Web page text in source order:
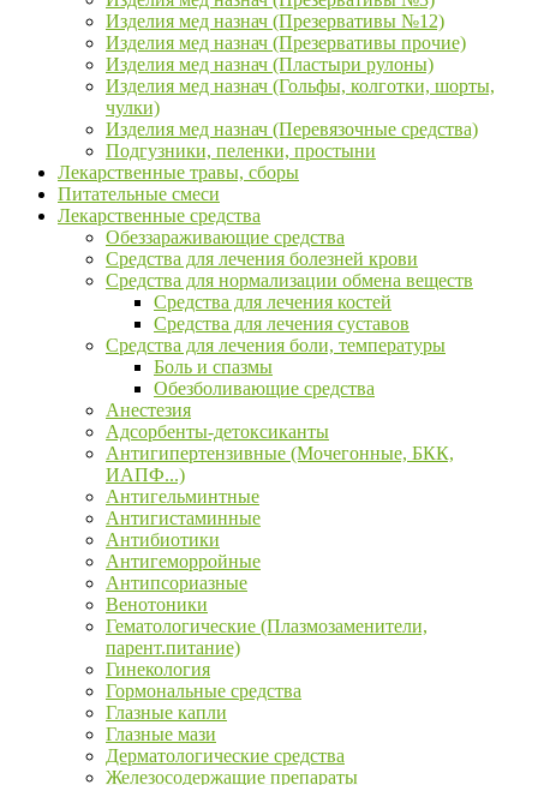
Изделия мед назнач (Презервативы №12)
Изделия мед назнач (Презервативы прочие)
Изделия мед назнач (Пластыри рулоны)
Изделия мед назнач (Гольфы, колготки, шорты,
чулки)
Изделия мед назнач (Перевязочные средства)
Подгузники, пеленки, простыни
Лекарственные травы, сборы
Питательные смеси
Лекарственные средства
Обеззараживающие средства
Средства для лечения болезней крови
Средства для нормализации обмена веществ
Средства для лечения костей
Средства для лечения суставов
Средства для лечения боли, температуры
Боль и спазмы
Обезболивающие средства
Анестезия
Адсорбенты-детоксиканты
Антигипертензивные (Мочегонные, БКК,
ИАПФ...)
Антигельминтные
Антигистаминные
Антибиотики
Антигеморройные
Антипсориазные
Венотоники
Гематологические (Плазмозаменители,
парент.питание)
Гинекология
Гормональные средства
Глазные капли
Глазные мази
Дерматологические средства
Железосодержащие препараты